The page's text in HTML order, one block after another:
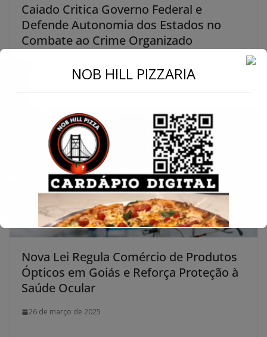
Caiado Critica Governo Federal e
Defende Autonomia dos Estados no
Combate ao Crime Organizado
Nova Lei Regula Comércio de Produtos
Ópticos em Goiás e Reforça Proteção à
Saúde Ocular
26 de março de 2025
NOB HILL PIZZARIA